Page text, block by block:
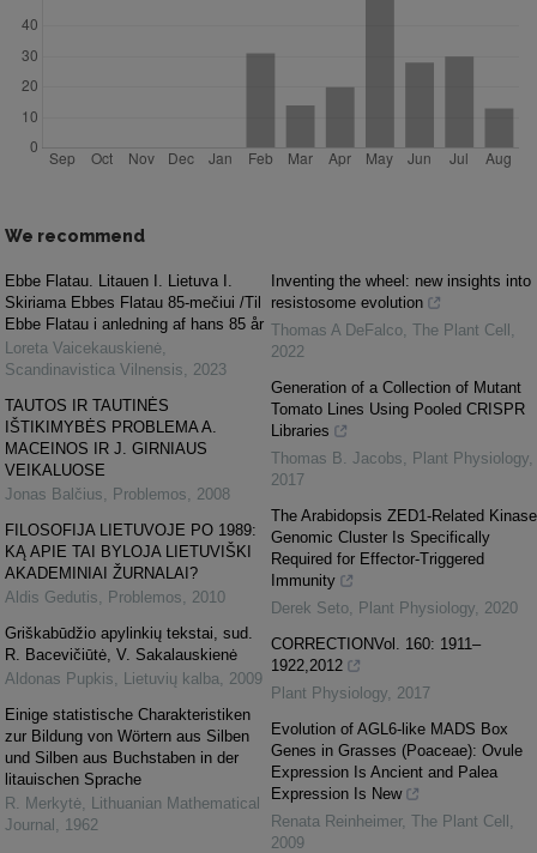
We recommend
Ebbe Flatau. Litauen I. Lietuva I.
Skiriama Ebbes Flatau 85-mečiui /Til
Ebbe Flatau i anledning af hans 85 år
Loreta Vaicekauskienė
Scandinavistica Vilnensis
2023
TAUTOS IR TAUTINĖS
IŠTIKIMYBĖS PROBLEMA A.
MACEINOS IR J. GIRNIAUS
VEIKALUOSE
Jonas Balčius
Problemos
2008
FILOSOFIJA LIETUVOJE PO 1989:
KĄ APIE TAI BYLOJA LIETUVIŠKI
AKADEMINIAI ŽURNALAI?
Aldis Gedutis
Problemos
2010
Griškabūdžio apylinkių tekstai, sud.
R. Bacevičiūtė, V. Sakalauskienė
Aldonas Pupkis
Lietuvių kalba
2009
Einige statistische Charakteristiken
zur Bildung von Wörtern aus Silben
und Silben aus Buchstaben in der
litauischen Sprache
R. Merkytė Lithuanian Mathematical
Journal
1962
Inventing the wheel: new insights into
resistosome evolution
Thomas A DeFalco The Plant Cell
2022
Generation of a Collection of Mutant
Tomato Lines Using Pooled CRISPR
Libraries
Thomas B. Jacobs
Plant Physiology
2017
The Arabidopsis ZED1-Related Kinase
Genomic Cluster Is Specifically
Required for Effector-Triggered
Immunity
Derek Seto Plant Physiology 2020
CORRECTIONVol. 160: 1911–
1922,2012
Plant Physiology 2017
Evolution of AGL6-like MADS Box
Genes in Grasses (Poaceae): Ovule
Expression Is Ancient and Palea
Expression Is New
Renata Reinheimer, The Plant Cell
2009